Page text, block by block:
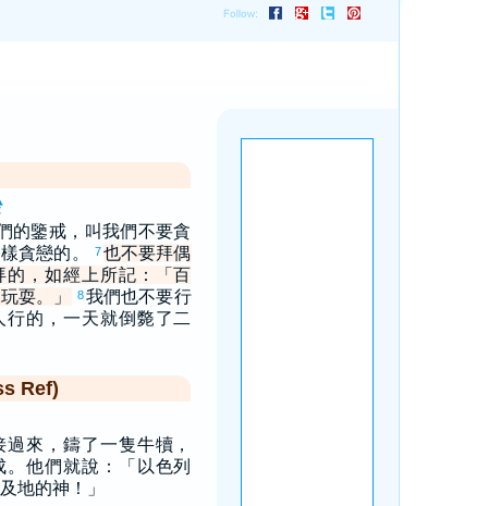
的鑒戒，叫我們不要貪
貪戀的。
7也不要拜偶
的，如經上所記：「百
耍。」
8我們也不要行
行的，一天就倒斃了二
Ref)
來，鑄了一隻牛犢，
。他們就說：「以色列
地的神！」